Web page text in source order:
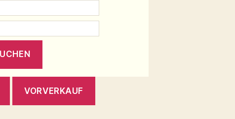
VORVERKAUF